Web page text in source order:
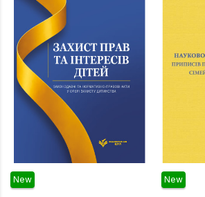
Уся атрибутика
New New